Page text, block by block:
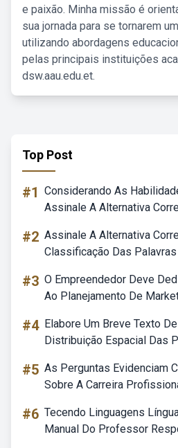
e paixão. Minha missão é
sua jornada para se tornarem
utilizando abordagens
pelas principais instituições
dsw.aau.edu.et.
Top Post
#1 Considerando As
Assinale A Alternativa
#2 Assinale A Alternativa
Classificação Das
#3 O Empreendedor Deve
Ao Planejamento De
#4 Elabore Um Breve Texto
Distribuição Espacial Das
#5 As Perguntas Evidenciam
Sobre A Carreira
#6 Tecendo Linguagens
Manual Do Professor